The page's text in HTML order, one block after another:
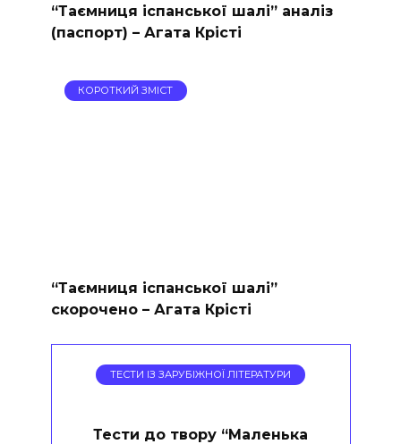
“Таємниця іспанської шалі” аналіз
(паспорт) – Агата Крісті
КОРОТКИЙ ЗМІСТ
“Таємниця іспанської шалі”
скорочено – Агата Крісті
ТЕСТИ ІЗ ЗАРУБІЖНОЇ ЛІТЕРАТУРИ
Тести до твору “Маленька